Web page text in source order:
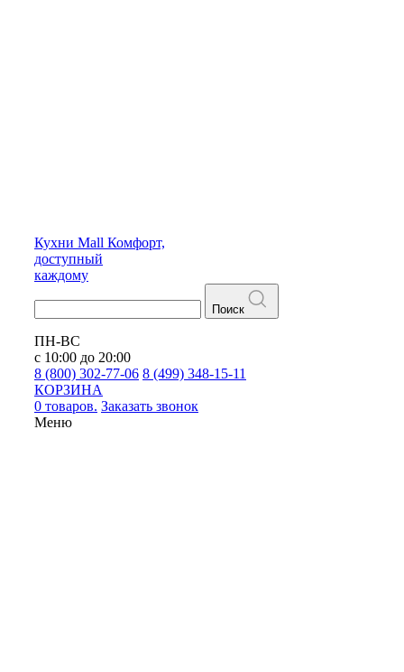
Кухни Mall Комфорт,
доступный
каждому
Поиск
ПН-ВС
с 10:00 до 20:00
8 (800) 302-77-06 8 (499) 348-15-11
КОРЗИНА
0 товаров. Заказать звонок
Меню